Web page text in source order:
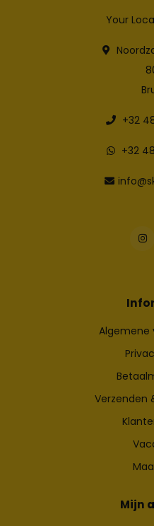
Your
+32
+32
Algemene
Verzenden
Mijn